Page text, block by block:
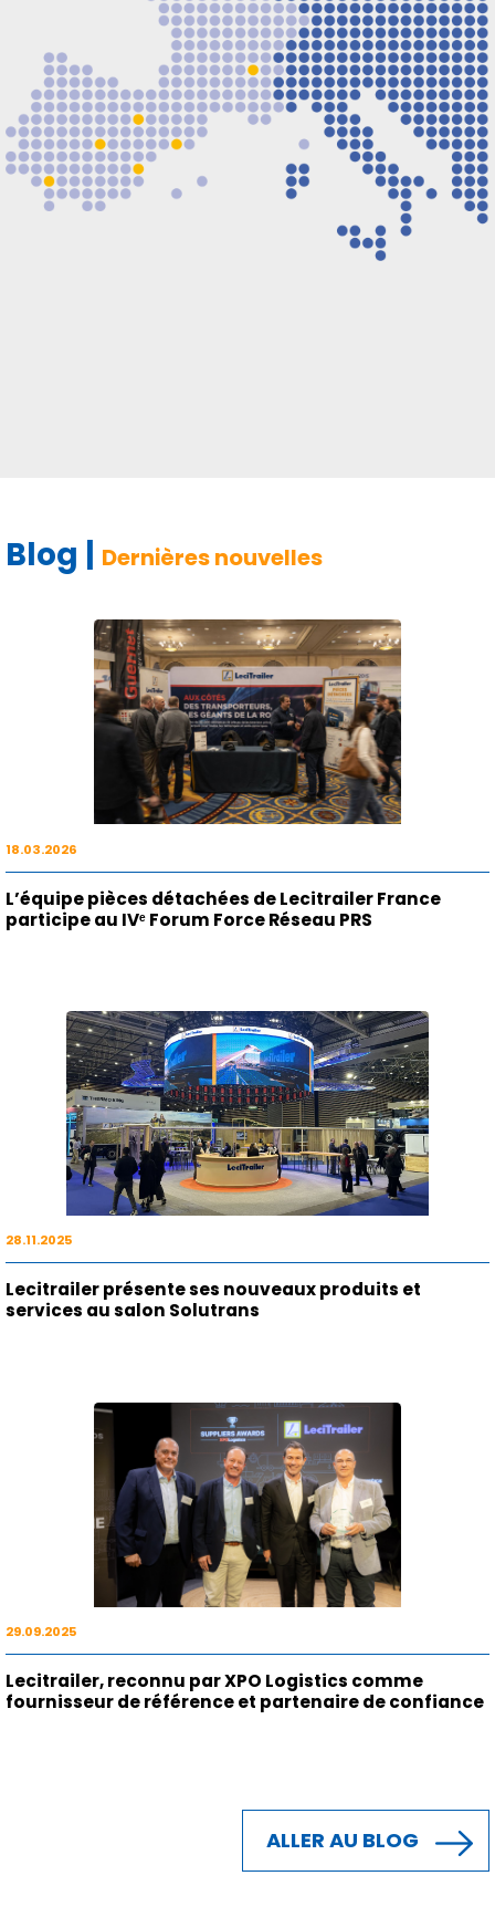
Afficher réseau commercial
Blog |Dernières nouvelles
18.03.2026
L’équipe pièces détachées de Lecitrailer France
participe au IVᵉ Forum Force Réseau PRS
Lecitrailer présente ses nouveaux produits et
services au salon Solutrans